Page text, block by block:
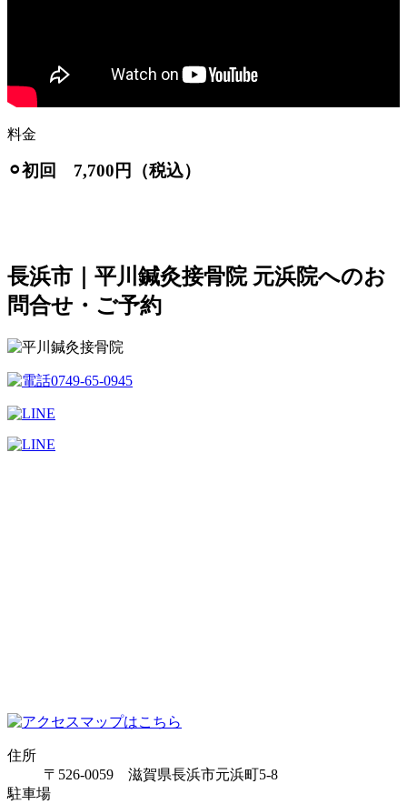
料金
⚪︎初回 7,700円（税込）
長浜市｜平川鍼灸接骨院 元浜院へのお
問合せ・ご予約
住所
〒526-0059 滋賀県長浜市元浜町5-8
駐車場